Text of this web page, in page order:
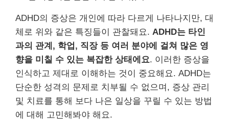
ADHD의 증상은 개인에 따라 다르게 나타나지만, 대
체로 위와 같은 특징들이 관찰돼요. ADHD는 타인
과의 관계, 학업, 직장 등 여러 분야에 걸쳐 많은 영
향을 미칠 수 있는 복잡한 상태에요. 이러한 증상을
인식하고 제대로 이해하는 것이 중요해요. ADHD는
단순한 성격의 문제로 치부될 수 없으며, 증상 관리
및 치료를 통해 보다 나은 일상을 꾸릴 수 있는 방법
에 대해 고민해봐야 해요.